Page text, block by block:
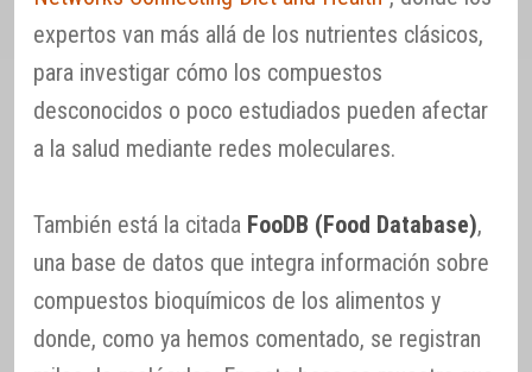
expertos van más allá de los nutrientes clásicos,
para investigar cómo los compuestos
desconocidos o poco estudiados pueden afectar
a la salud mediante redes moleculares.
También está la citada FooDB (Food Database),
una base de datos que integra información sobre
compuestos bioquímicos de los alimentos y
donde, como ya hemos comentado, se registran